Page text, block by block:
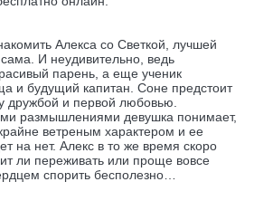
Алекса со Светкой, лучшей
И неудивительно, ведь
парень, а еще ученик
и будущий капитан. Соне предстоит
дружбой и первой любовью.
размышлениями девушка понимает,
ветреным характером и ее
на нет. Алекс в то же время скоро
ли переживать или проще вовсе
спорить бесполезно…